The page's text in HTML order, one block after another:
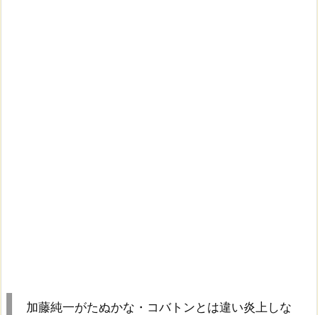
加藤純一がたぬかな・コバトンとは違い炎上しな